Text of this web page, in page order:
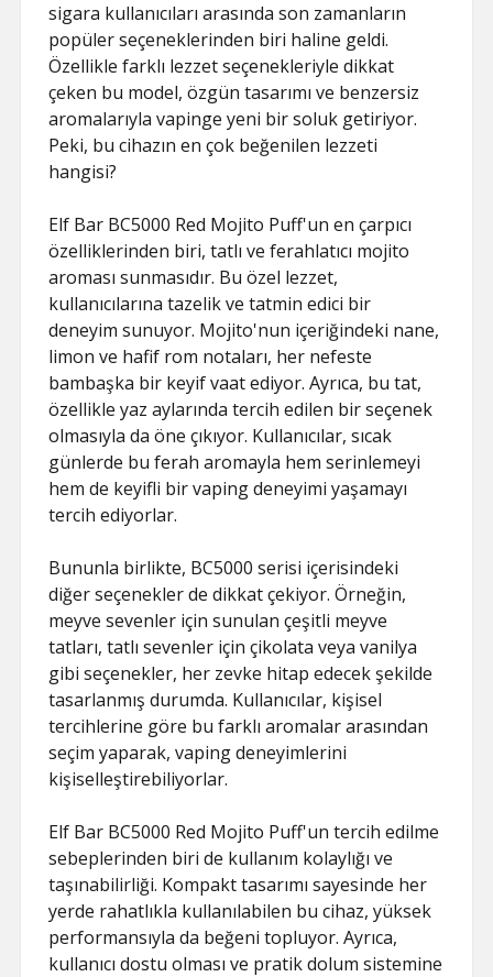
sigara kullanıcıları arasında son zamanların
popüler seçeneklerinden biri haline geldi.
Özellikle farklı lezzet seçenekleriyle dikkat
çeken bu model, özgün tasarımı ve benzersiz
aromalarıyla vapinge yeni bir soluk getiriyor.
Peki, bu cihazın en çok beğenilen lezzeti
hangisi?
Elf Bar BC5000 Red Mojito Puff'un en çarpıcı
özelliklerinden biri, tatlı ve ferahlatıcı mojito
aroması sunmasıdır. Bu özel lezzet,
kullanıcılarına tazelik ve tatmin edici bir
deneyim sunuyor. Mojito'nun içeriğindeki nane,
limon ve hafif rom notaları, her nefeste
bambaşka bir keyif vaat ediyor. Ayrıca, bu tat,
özellikle yaz aylarında tercih edilen bir seçenek
olmasıyla da öne çıkıyor. Kullanıcılar, sıcak
günlerde bu ferah aromayla hem serinlemeyi
hem de keyifli bir vaping deneyimi yaşamayı
tercih ediyorlar.
Bununla birlikte, BC5000 serisi içerisindeki
diğer seçenekler de dikkat çekiyor. Örneğin,
meyve sevenler için sunulan çeşitli meyve
tatları, tatlı sevenler için çikolata veya vanilya
gibi seçenekler, her zevke hitap edecek şekilde
tasarlanmış durumda. Kullanıcılar, kişisel
tercihlerine göre bu farklı aromalar arasından
seçim yaparak, vaping deneyimlerini
kişiselleştirebiliyorlar.
Elf Bar BC5000 Red Mojito Puff'un tercih edilme
sebeplerinden biri de kullanım kolaylığı ve
taşınabilirliği. Kompakt tasarımı sayesinde her
yerde rahatlıkla kullanılabilen bu cihaz, yüksek
performansıyla da beğeni topluyor. Ayrıca,
kullanıcı dostu olması ve pratik dolum sistemine